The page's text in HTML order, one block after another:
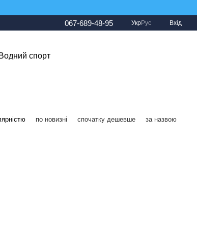
067-689-48-95 УкрРус Вхід
Водний спорт
по новизні спочатку дешевше за назвою